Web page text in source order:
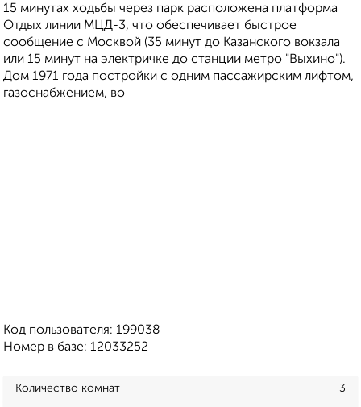
15 минутах ходьбы через парк расположена платформа
Отдых линии МЦД-3, что обеспечивает быстрое
сообщение с Москвой (35 минут до Казанского вокзала
или 15 минут на электричке до станции метро "Выхино").
Дом 1971 года постройки с одним пассажирским лифтом,
газоснабжением, во
Код пользователя: 199038
Номер в базе: 12033252
Количество комнат 3